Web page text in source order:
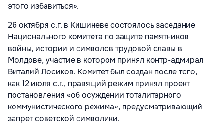
этого избавиться».
26 октября с.г. в Кишиневе состоялось заседание
Национального комитета по защите памятников
войны, истории и символов трудовой славы в
Молдове, участие в котором принял контр-адмирал
Виталий Лосиков. Комитет был создан после того,
как 12 июля с.г., правящий режим принял проект
постановления «об осуждении тоталитарного
коммунистического режима», предусматривающий
запрет советской символики.